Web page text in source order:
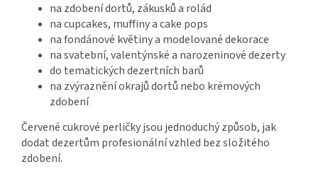
na zdobení dortů, zákusků a rolád
na cupcakes, muffiny a cake pops
na fondánové květiny a modelované dekorace
na svatební, valentýnské a narozeninové dezerty
do tematických dezertních barů
na zvýraznění okrajů dortů nebo krémových
zdobení
Červené cukrové perličky jsou jednoduchý způsob, jak
dodat dezertům profesionální vzhled bez složitého
zdobení.